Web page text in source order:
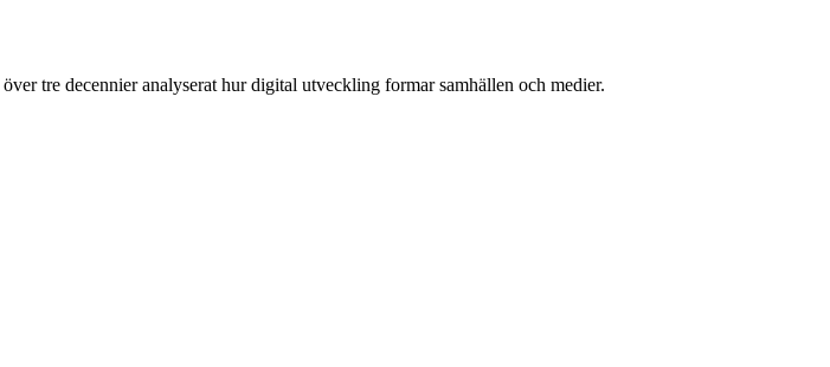
tre decennier analyserat hur digital utveckling formar samhällen och medier.